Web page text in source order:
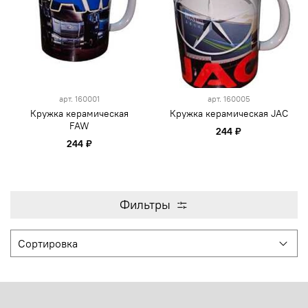
арт. 160001
Кружка керамическая
FAW
244 ₽
арт. 160005
Кружка керамическая JAC
244 ₽
Фильтры